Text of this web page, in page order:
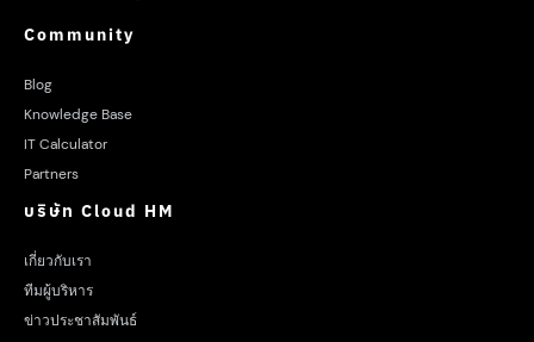
Community
Blog
Knowledge Base
IT Calculator
Partners
บริษัท Cloud HM
เกี่ยวกับเรา
ทีมผู้บริหาร
ข่าวประชาสัมพันธ์